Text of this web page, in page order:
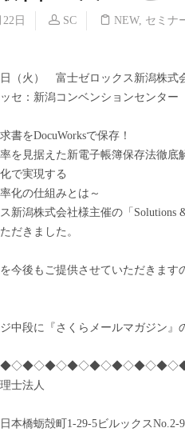
日 SC NEW, セミナ
日（火） 富士ゼロックス新潟株式
セ：新潟コンベンションセンター
書をDocuWorksで保存！
を見据えた新電子帳簿保存法徹底
で実現する
化の仕組みとは～
新潟株式会社様主催の「Solutions
だきました。
今後もご提供させていただきます
ジ中段に『さくらメールマガジン』
士法人
本橋蛎殻町1-29-5ビルックスNo.2-